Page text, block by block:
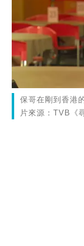
保哥在剛到香港
片來源：TVB《